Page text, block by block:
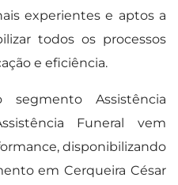
experientes e aptos a
todos os processos
e eficiência.
Assistência
Funeral vem
disponibilizando
em Cerqueira César